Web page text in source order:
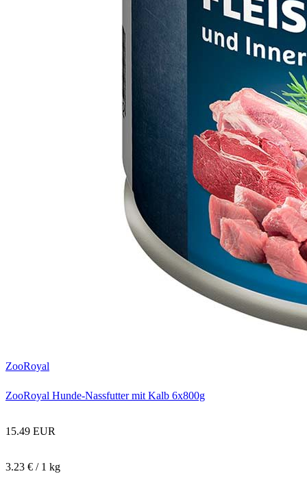
ZooRoyal
ZooRoyal Hunde-Nassfutter mit Kalb 6x800g
15.49 EUR
3.23 € / 1 kg